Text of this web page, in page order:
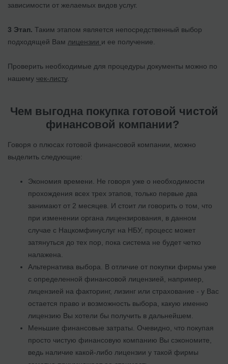
зависимости от желаемых видов услуг.
3 Этап. Таким этапом является непосредственный выбор
подходящей Вам лицензии и ее получение.
Проверить необходимые для процедуры документы можно по
нашему чек-листу.
Чем выгодна покупка готовой чистой
финансовой компании?
Говоря о плюсах готовой финансовой компании, можно
выделить следующие:
Экономия времени. Не говоря уже о необходимости
прохождения всех трех этапов, только первые два
занимают от 2 месяцев. И стоит ли говорить о том, что
при изменении органа лицензирования, в данном
случае с Нацкомфинуслуг на НБУ, процесс может
затянуться до тех пор, пока система не будет четко
налажена.
Альтернатива выбора. В отличие от покупки фирмы уже
с определенной финансовой лицензией, например,
лицензией на факторинг, лизинг или страхование - у Вас
остается право и возможность выбора, какую именно
лицензию Вы хотели бы получить в дальнейшем.
Меньшие финансовые затраты. Очевидно, что покупая
просто чистую финансовую компанию Вы сэкономите,
ведь наличие какой-либо лицензии у такой фирмы